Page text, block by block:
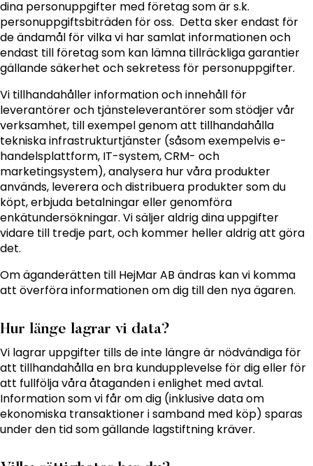
dina personuppgifter med företag som är s.k.
personuppgiftsbiträden för oss. Detta sker endast för
de ändamål för vilka vi har samlat informationen och
endast till företag som kan lämna tillräckliga garantier
gällande säkerhet och sekretess för personuppgifter.
Vi tillhandahåller information och innehåll för
leverantörer och tjänsteleverantörer som stödjer vår
verksamhet, till exempel genom att tillhandahålla
tekniska infrastrukturtjänster (såsom exempelvis e-
handelsplattform, IT-system, CRM- och
marketingsystem), analysera hur våra produkter
används, leverera och distribuera produkter som du
köpt, erbjuda betalningar eller genomföra
enkätundersökningar. Vi säljer aldrig dina uppgifter
vidare till tredje part, och kommer heller aldrig att göra
det.
Om äganderätten till HejMar AB ändras kan vi komma
att överföra informationen om dig till den nya ägaren.
Hur länge lagrar vi data?
Vi lagrar uppgifter tills de inte längre är nödvändiga för
att tillhandahålla en bra kundupplevelse för dig eller för
att fullfölja våra åtaganden i enlighet med avtal.
Information som vi får om dig (inklusive data om
ekonomiska transaktioner i samband med köp) sparas
under den tid som gällande lagstiftning kräver.